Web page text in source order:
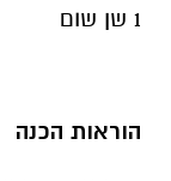
1 שן שום
הוראות הכנה